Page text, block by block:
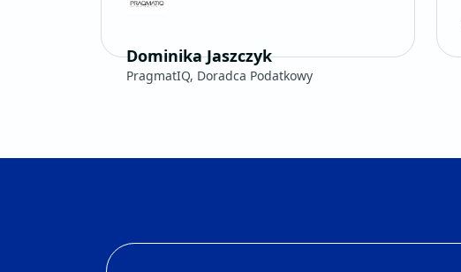
Dominika Jaszczyk
PragmatIQ, Doradca Podatkowy